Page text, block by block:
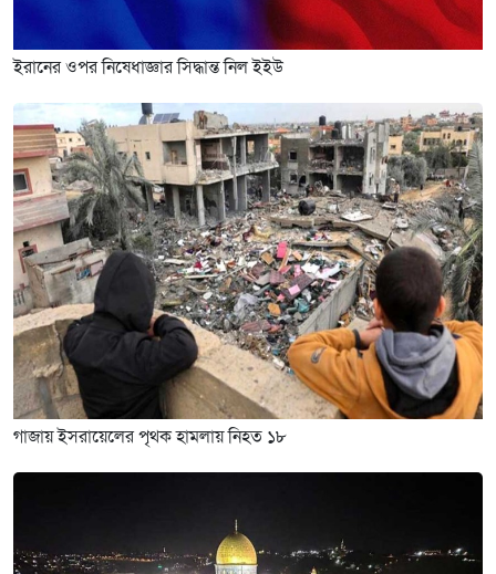
ইরানের ওপর নিষেধাজ্ঞার সিদ্ধান্ত নিল ইইউ
গাজায় ইসরায়েলের পৃথক হামলায় নিহত ১৮